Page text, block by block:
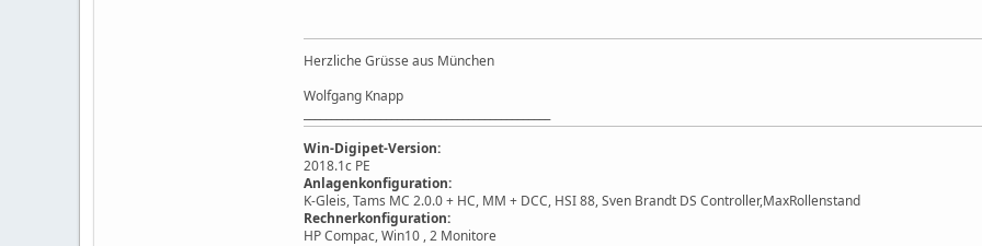
Herzliche Grüsse aus München
Wolfgang Knapp
Win-Digipet-Version:
2018.1c PE
Anlagenkonfiguration:
K-Gleis, Tams MC 2.0.0 + HC, MM + DCC, HSI 88, Sven Brandt DS Controller,MaxRollenstand
Rechnerkonfiguration:
HP Compac, Win10 , 2 Monitore